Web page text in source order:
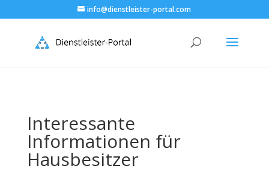
info@dienstleister-portal.com
Interessante
Informationen für
Hausbesitzer